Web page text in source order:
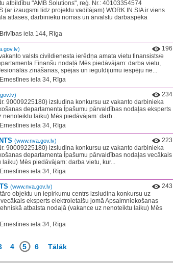
atbildību "AMB Solutions", reģ. Nr.: 40103354574
(ar izaugsmi līdz projektu vadītājam) WORK IN SIA ir viens
atlases, darbinieku nomas un ārvalstu darbaspēka
iela 144, Rīga
196
valsts civildienesta ierēdņa amata vietu finansists/e
Finanšu nodaļā Mēs piedāvājam: darba vietu,
zināšanas, spējas un ieguldījumu iespēju ne...
iela 34, Rīga
234
90009225180) izsludina konkursu uz vakanto darbinieka
departamenta Īpašumu pārvaldības nodaļas eksperts
nenoteiktu laiku) Mēs piedāvājam: darb...
iela 34, Rīga
(www.nva.gov.lv)
223
90009225180) izsludina konkursu uz vakanto darbinieka
departamenta Īpašumu pārvaldības nodaļas vecākais
Mēs piedāvājam: darba vietu, kur...
iela 34, Rīga
(www.nva.gov.lv)
243
objektu un iepirkumu centrs izsludina konkursu uz
eksperts elektroietaišu jomā Apsaimniekošanas
atbalsta nodaļā (vakance uz nenoteiktu laiku) Mēs
iela 34, Rīga
4 5 6 Tālāk